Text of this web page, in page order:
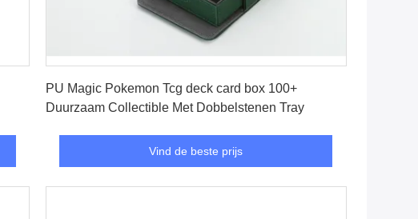
PU Magic Pokemon Tcg deck card box 100+
Duurzaam Collectible Met Dobbelstenen Tray
Vind de beste prijs